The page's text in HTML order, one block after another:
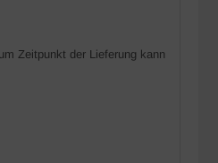
Zeitpunkt der Lieferung kann